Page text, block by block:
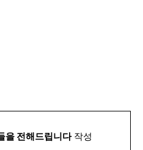
을 전해드립니다작성